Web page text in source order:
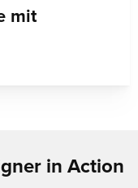
mit
in Action